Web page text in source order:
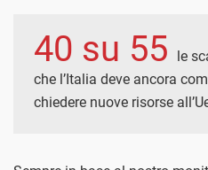
40 su 55
le
che l’Italia deve ancora
chiedere nuove risorse